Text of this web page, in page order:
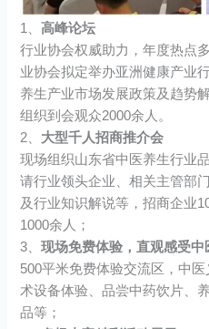
1、高峰论坛
行业协会权威助力，年度热点
业协会拟定举办亚洲健康产业
养生产业市场发展政策及趋势
组织到会观众2000余人。
2、 大型千人招商推介会
现场组织山东省中医养生行业
请行业领头企业、相关主管部
及行业知识解说等，招商企业
1000余人；
3、现场免费体验，直观感受中
500平米免费体验交流区，中
术设备体验、品尝中药饮片、
品等；